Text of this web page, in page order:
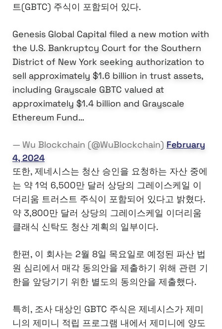
트(GBTC) 주식이 포함되어 있다.
Genesis Global Capital filed a new motion with
the U.S. Bankruptcy Court for the Southern
District of New York seeking authorization to
sell approximately $1.6 billion in trust assets,
including Grayscale GBTC valued at
approximately $1.4 billion and Grayscale
Ethereum Fund…
— Wu Blockchain (@WuBlockchain) February
4, 2024
또한, 제네시스는 청산 승인을 요청하는 자산 중에
는 약 1억 6,500만 달러 상당의 그레이스케일 이
더리움 트러스트 주식이 포함되어 있다고 밝혔다.
약 3,800만 달러 상당의 그레이스케일 이더리움
클래식 신탁도 청산 계획의 일부이다.
한편, 이 회사는 2월 8일 목요일로 예정된 파산 법
원 심리에서 매각 동의안을 제출하기 위해 관련 기
한을 앞당기기 위한 별도의 동의안을 제출했다.
특히, 조사 대상인 GBTC 주식은 제네시스가 제미
니의 제미니 적립 프로그램 내에서 제미니에 양도